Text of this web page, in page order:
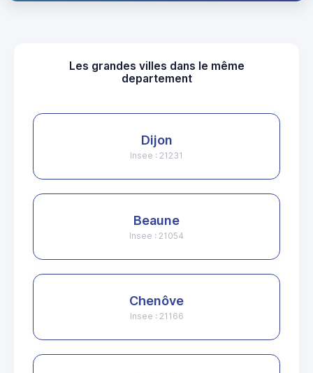
Les grandes villes dans le même
departement
Dijon
Insee : 21231
Beaune
Insee : 21054
Chenôve
Insee : 21166